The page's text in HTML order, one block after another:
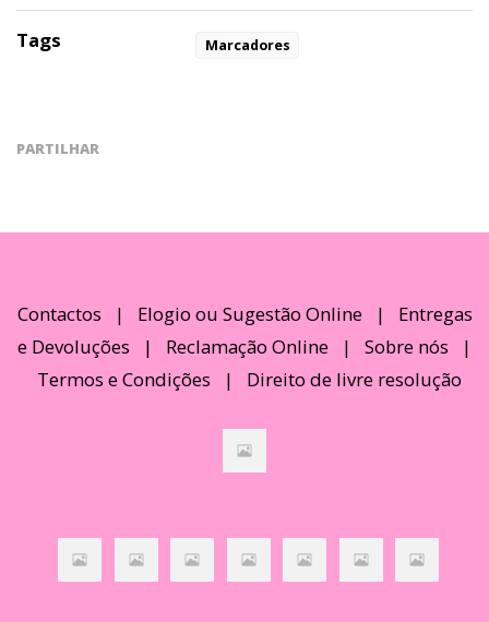
Tags Marcadores
PARTILHAR
Contactos | Elogio ou Sugestão Online| Entregas
e Devoluções | Reclamação Online | Sobre nós |
Termos e Condições | Direito de livre resolução